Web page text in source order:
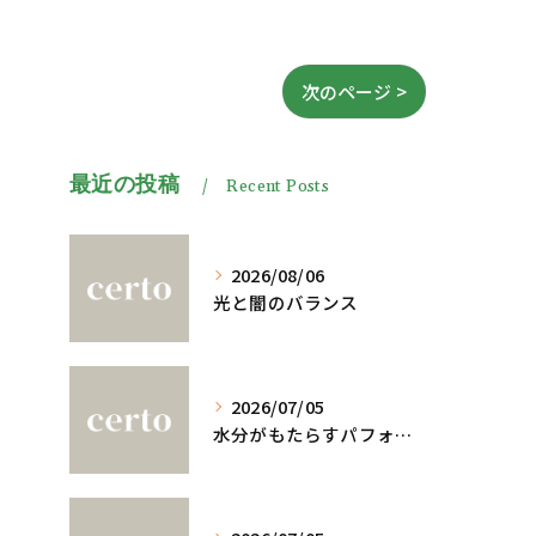
次のページ >
最近の投稿 Recent Posts
2026/08/06
光と闇のバランス
2026/07/05
水分がもたらすパフォーマンスへの影響